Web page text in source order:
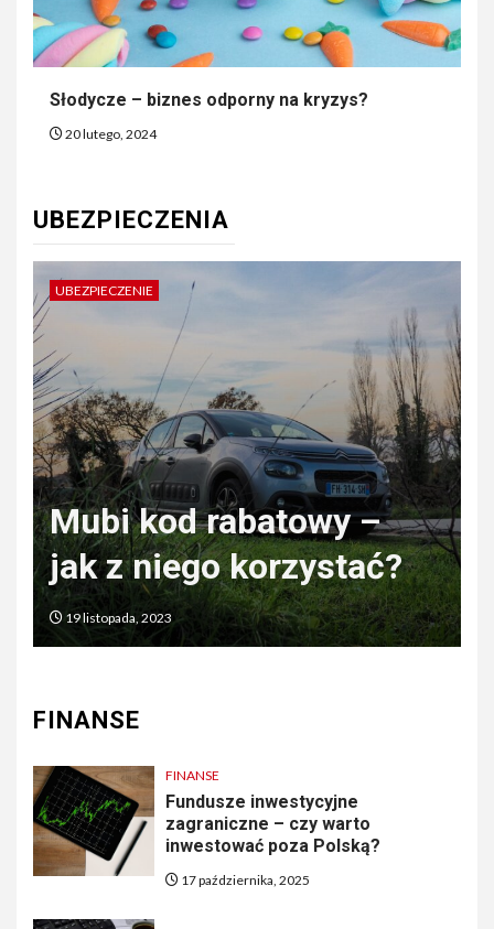
Słodycze – biznes odporny na kryzys?
20 lutego, 2024
UBEZPIECZENIA
UBEZPIECZENIE
Czym odszkodowanie
różni się od
zadośćuczynienia?
3 czerwca, 2022
FINANSE
FINANSE
Fundusze inwestycyjne
zagraniczne – czy warto
inwestować poza Polską?
17 października, 2025